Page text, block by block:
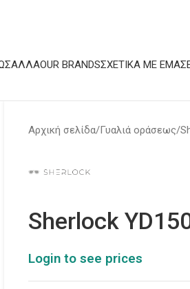
ΆΛΛΑOUR BRANDSΣΧΕΤΙΚΆ ΜΕ ΕΜΆΣ
Αρχική σελίδα Γυαλιά οράσεως
Sherlock
Login to see prices